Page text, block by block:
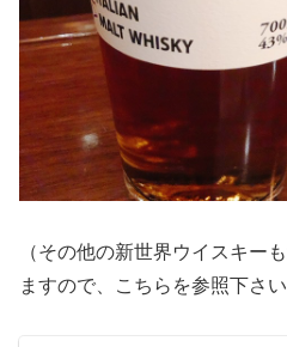
（その他の新世界ウイスキー
ますので、こちらを参照下さい